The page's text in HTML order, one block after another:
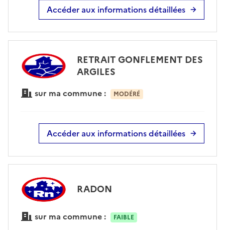
Accéder aux informations détaillées
RETRAIT GONFLEMENT DES
ARGILES
sur ma commune : MODÉRÉ
Accéder aux informations détaillées
RADON
sur ma commune : FAIBLE